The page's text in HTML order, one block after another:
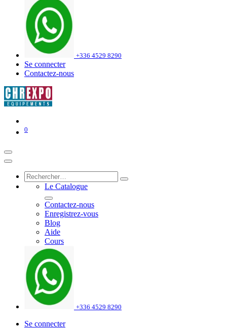
+336 4529 8290
Se connecter
Contactez-nous
0
Le Catalogue
Contactez-nous
Enregistrez-vous
Blog
Aide
Cours
+336 4529 8290
Se connecter